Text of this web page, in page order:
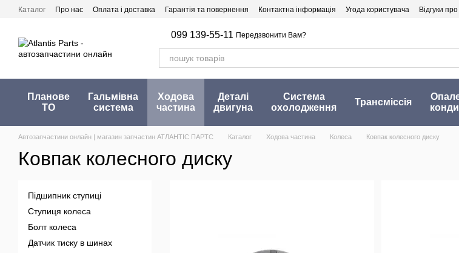
Перейти до основного контенту
Каталог Про нас Оплата і доставка Гарантія та повернення Контактна інформація Угода користувача Відгуки
099 139-55-11 Передзвонити Вам?
Планове
ТО
Гальмівна
система
Ходова
частина
Деталі
двигуна
Система
охолодження
Трансміссія
Автозапчастини онлайн | магазин запчастин АТЛАНТІС ПАРТС Каталог Ходова частина Колеса Ковпак колесного диску
Ковпак колесного диску
Підшипник ступиці
Ступиця колеса
Болт колеса
Датчик тиску в шинах